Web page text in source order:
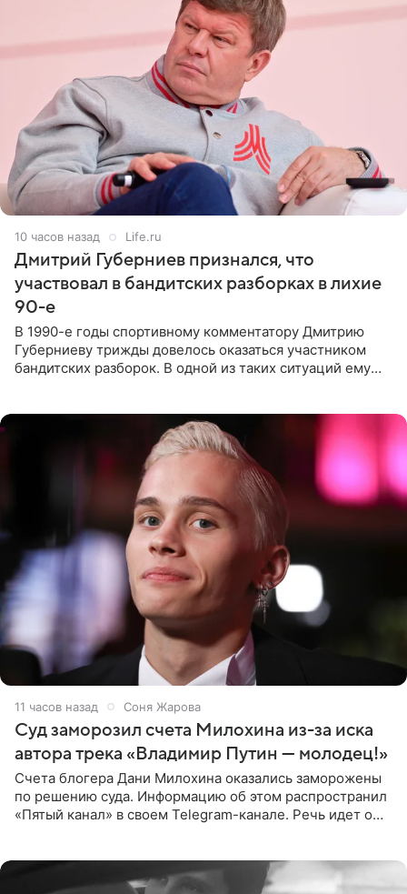
10 часов назад Life.ru
Дмитрий Губерниев признался, что
участвовал в бандитских разборках в лихие
90-е
В 1990-е годы спортивному комментатору Дмитрию
Губерниеву трижды довелось оказаться участником
бандитских разборок. В одной из таких ситуаций ему
11 часов назад Соня Жарова
Суд заморозил счета Милохина из-за иска
автора трека «Владимир Путин — молодец!»
Счета блогера Дани Милохина оказались заморожены
по решению суда. Информацию об этом распространил
«Пятый канал» в своем Telegram-канале. Речь идет о